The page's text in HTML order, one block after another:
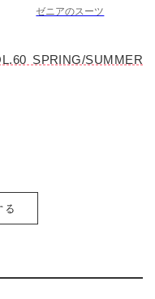
ゼニアのスーツ
SPRING/SUMMER